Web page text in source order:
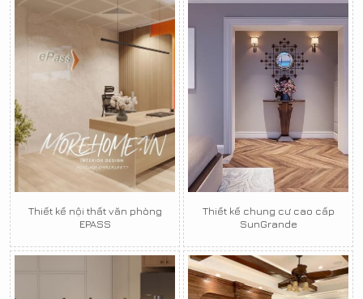
Thiết kế nội thất văn phòng
EPASS
Thiết kế chung cư cao cấp
SunGrande